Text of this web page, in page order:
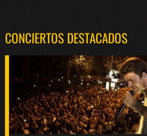
CONCIERTOS DESTACADOS